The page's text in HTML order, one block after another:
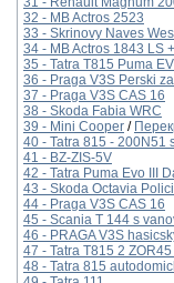
32 - MB Actros 2523
33 - Skrinovy Naves
34 - MB Actros 1843 LS
35 - Tatra T815 Puma
36 - Praga V3S Perski
37 - Praga V3S CAS 16
38 - Skoda Fabia WRC
39 - Mini Cooper /
40 - Tatra 815 - 200N51
41 - BZ-ZIS-5V
42 - Tatra Puma Evo III
43 - Skoda Octavia
44 - Praga V3S CAS 16
45 - Scania T 144 s
46 - PRAGA V3S
47 - Tatra T815 2
48 - Tatra 815